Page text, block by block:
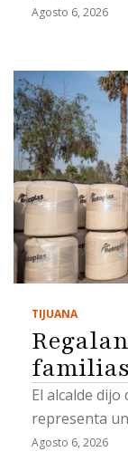
estratégicos
Agosto 6, 2026
TIJUANA
El alcalde
representa
Agosto 6, 2026